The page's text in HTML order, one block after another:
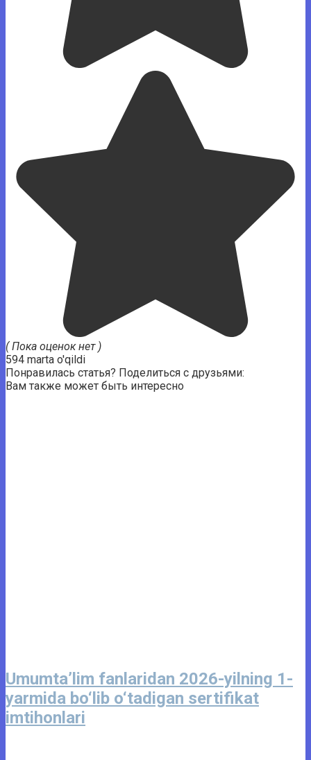
( Пока оценок нет )
594 marta o'qildi
Понравилась статья? Поделиться с друзьями:
Вам также может быть интересно
Umumta’lim fanlaridan 2026-yilning 1-
yarmida bo‘lib o‘tadigan sertifikat
imtihonlari